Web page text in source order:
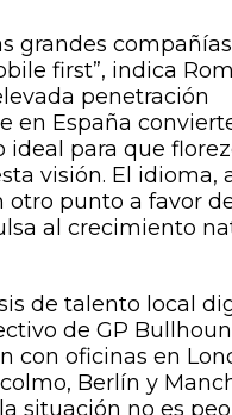
grandes
first”, indica
penetración
en España
ideal para que
visión. El idioma,
otro punto a favor
al crecimiento
de talento local
de GP
con oficinas en
Berlín y
situación no es